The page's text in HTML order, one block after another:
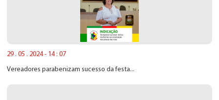
29 . 05 . 2024 - 14 : 07
Vereadores parabenizam sucesso da festa...